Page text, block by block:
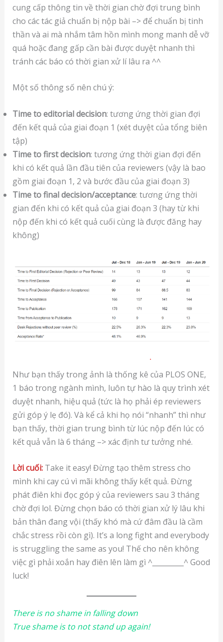
cung cấp thông tin về thời gian chờ đợi trung bình
cho các tác giả chuẩn bị nộp bài –> để chuẩn bị tinh
thần và ai mà nhắm tâm hồn mình mong manh dễ vỡ
quá hoặc đang gấp cần bài được duyệt nhanh thì
tránh các báo có thời gian xử lí lâu ra ^^
Một số thông số nên chú ý:
Time to editorial decision: tương ứng thời gian đợi
đến kết quả của giai đoạn 1 (xét duyệt của tổng biên
tập)
Time to first decision: tương ứng thời gian đợi đến
khi có kết quả lần đầu tiên của reviewers (vậy là bao
gồm giai đoạn 1, 2 và bước đầu của giai đoạn 3)
Time to final decision/acceptance: tương ứng thời
gian đến khi có kết quả của giai đoạn 3 (hay từ khi
nộp đến khi có kết quả cuối cùng là được đăng hay
không)
Như bạn thấy trong ảnh là thống kê của PLOS ONE,
1 báo trong ngành mình, luôn tự hào là quy trình xét
duyệt nhanh, hiệu quả (tức là họ phải ép reviewers
gửi góp ý lẹ đó). Và kể cả khi họ nói “nhanh” thì như
bạn thấy, thời gian trung bình từ lúc nộp đến lúc có
kết quả vẫn là 6 tháng –> xác định tư tưởng nhé.
Lời cuối: Take it easy! Đừng tạo thêm stress cho
mình khi cay cú vì mãi không thấy kết quả. Đừng
phát điên khi đọc góp ý của reviewers sau 3 tháng
chờ đợi lol. Đừng chọn báo có thời gian xử lý lâu khi
bản thân đang vội (thấy khó mà cứ đâm đầu là cầm
chắc stress rồi còn gì). It’s a long fight and everybody
is struggling the same as you! Thế cho nên không
việc gì phải xoắn hay điên lên làm gì ^_________^ Good
luck!
There is no shame in falling down
True shame is to not stand up again!